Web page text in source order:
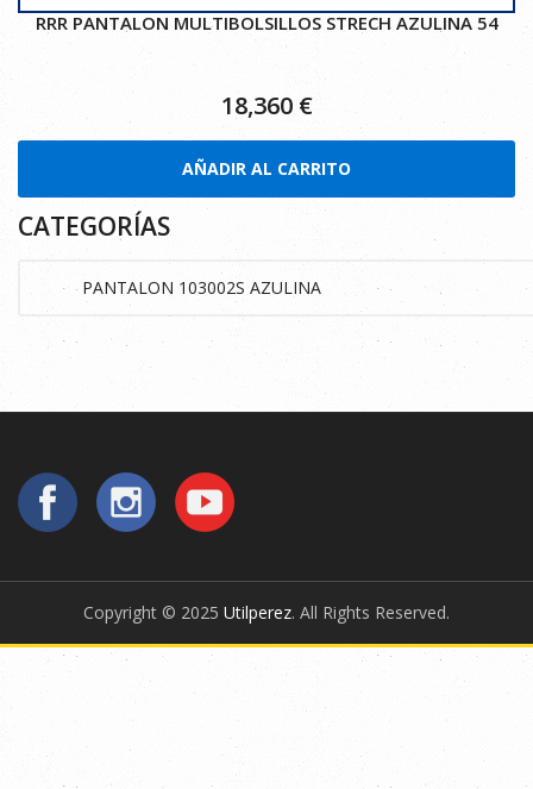
RRR PANTALON MULTIBOLSILLOS STRECH AZULINA 54
18,360€
AÑADIR AL CARRITO
CATEGORÍAS
Copyright © 2025 Utilperez. All Rights Reserved.